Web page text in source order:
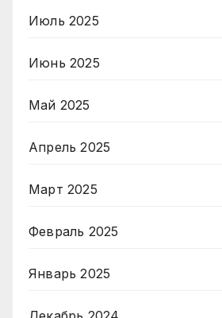
Июль 2025
Июнь 2025
Май 2025
Апрель 2025
Март 2025
Февраль 2025
Январь 2025